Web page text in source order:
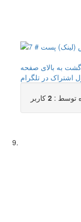
به بالای صفحه
اشتراک در تلگرام
توسط : 2 کاربر